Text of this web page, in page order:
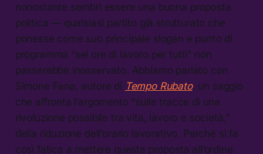
nonostante sembri essere una buona proposta
politica — qualsiasi partito già strutturato che
ponesse come suo principale slogan e punto di
programma “sei ore di lavoro per tutti” non
passerebbe inosservato. Abbiamo parlato con
Simone Fana, autore di Tempo Rubato, un saggio
che affronta l’argomento “sulle tracce di una
rivoluzione possibile tra vita, lavoro e società,”
della riduzione dell’orario lavorativo. Perché si fa
così fatica a mettere questa proposta all’ordine